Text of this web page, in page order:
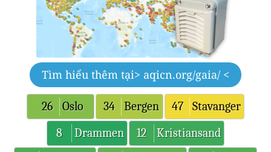
Tìm hiểu thêm tại> aqicn.org/gaia/ <
26 Oslo 34 Bergen 47
Stavanger
8
Drammen 12
Kristiansand